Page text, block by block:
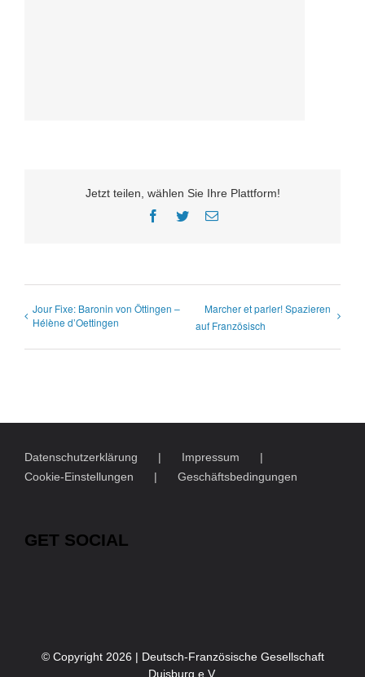
Jetzt teilen, wählen Sie Ihre Plattform!
Facebook
TwitterE-
Jour Fixe: Baronin von Öttingen –
Hélène d’Oettingen
Marcher et parler! Spazieren
auf Französisch
Datenschutzerklärung
Impressum
Cookie-Einstellungen
Geschäftsbedingungen
GET SOCIAL
© Copyright 2026 | Deutsch-Französische Gesellschaft
Duisburg e.V.